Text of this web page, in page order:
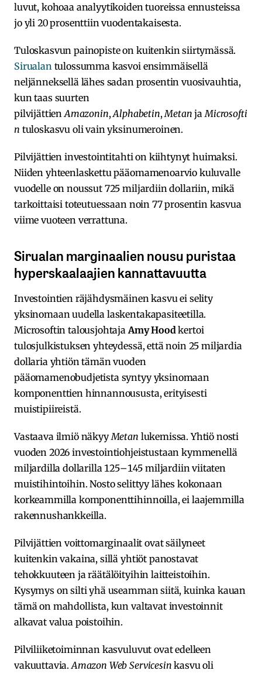
luvut, kohoaa analyytikoiden tuoreissa ennusteissa
jo yli 20 prosenttiin vuodentakaisesta.
Tuloskasvun painopiste on kuitenkin siirtymässä.
Sirualan tulossumma kasvoi ensimmäisellä
neljänneksellä lähes sadan prosentin vuosivauhtia,
kun taas suurten
pilvijättien Amazonin,Alphabetin, Metan ja Microsofti
n tuloskasvu oli vain yksinumeroinen.
Pilvijättien investointitahti on kiihtynyt huimaksi.
Niiden yhteenlaskettu pääomamenoarvio kuluvalle
vuodelle on noussut 725 miljardiin dollariin, mikä
tarkoittaisi toteutuessaan noin 77 prosentin kasvua
viime vuoteen verrattuna.
Sirualan marginaalien nousu puristaa
hyperskaalaajien kannattavuutta
Investointien räjähdysmäinen kasvu ei selity
yksinomaan uudella laskentakapasiteetilla.
Microsoftin talousjohtaja Amy Hood kertoi
tulosjulkistuksen yhteydessä, että noin 25 miljardia
dollaria yhtiön tämän vuoden
pääomamenobudjetista syntyy yksinomaan
komponenttien hinnannoususta, erityisesti
muistipiireistä.
Vastaava ilmiö näkyy Metan lukemissa. Yhtiö nosti
vuoden 2026 investointiohjeistustaan kymmenellä
miljardilla dollarilla 125–145 miljardiin viitaten
muistihintoihin. Nosto selittyy lähes kokonaan
korkeammilla komponenttihinnoilla, ei laajemmilla
rakennushankkeilla.
Pilvijättien voittomarginaalit ovat säilyneet
kuitenkin vakaina, sillä yhtiöt panostavat
tehokkuuteen ja räätälöityihin laitteistoihin.
Kysymys on silti yhä useamman siitä, kuinka kauan
tämä on mahdollista, kun valtavat investoinnit
alkavat valua poistoihin.
Pilviliiketoiminnan kasvuluvut ovat edelleen
vakuuttavia. Amazon Web Servicesin kasvu oli